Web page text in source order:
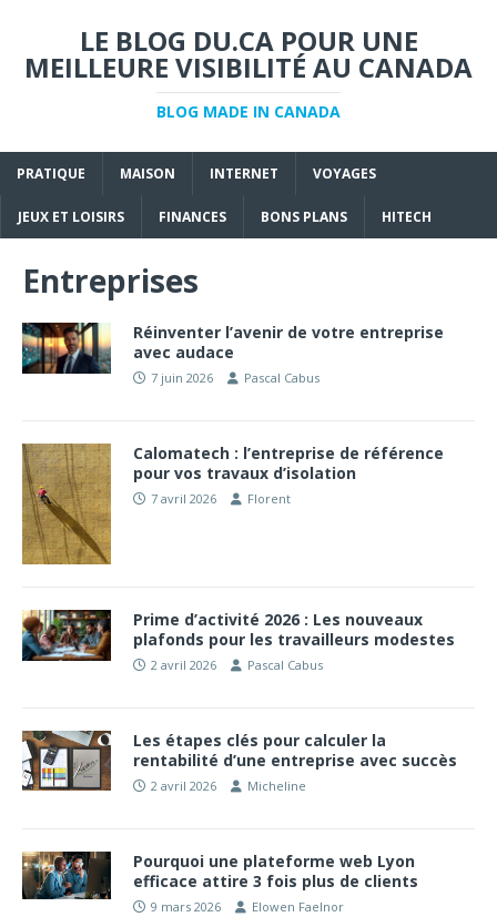
LE BLOG DU.CA POUR UNE
MEILLEURE VISIBILITÉ AU CANADA
BLOG MADE IN CANADA
PRATIQUE MAISON INTERNET VOYAGES
JEUX ET LOISIRS FINANCES BONS PLANS HITECH
Entreprises
Réinventer l’avenir de votre entreprise
avec audace
7 juin 2026 Pascal Cabus
Calomatech : l’entreprise de référence
pour vos travaux d’isolation
7 avril 2026 Florent
Prime d’activité 2026 : Les nouveaux
plafonds pour les travailleurs modestes
2 avril 2026 Pascal Cabus
Les étapes clés pour calculer la
rentabilité d’une entreprise avec succès
2 avril 2026 Micheline
Pourquoi une plateforme web Lyon
efficace attire 3 fois plus de clients
9 mars 2026 Elowen Faelnor